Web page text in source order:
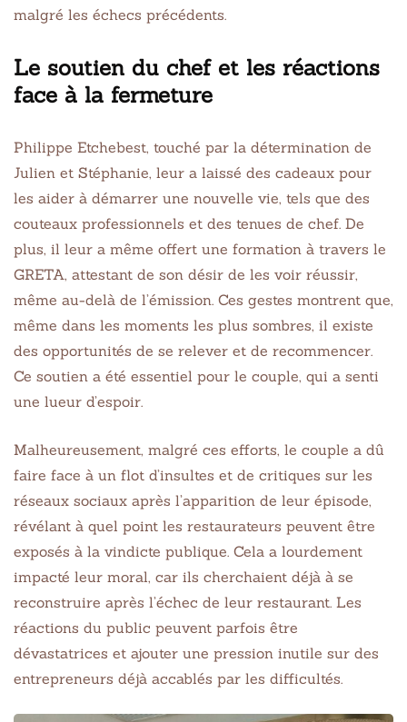
malgré les échecs précédents.
Le soutien du chef et les réactions
face à la fermeture
Philippe Etchebest, touché par la détermination de
Julien et Stéphanie, leur a laissé des cadeaux pour
les aider à démarrer une nouvelle vie, tels que des
couteaux professionnels et des tenues de chef. De
plus, il leur a même offert une formation à travers le
GRETA, attestant de son désir de les voir réussir,
même au-delà de l’émission. Ces gestes montrent que,
même dans les moments les plus sombres, il existe
des opportunités de se relever et de recommencer.
Ce soutien a été essentiel pour le couple, qui a senti
une lueur d’espoir.
Malheureusement, malgré ces efforts, le couple a dû
faire face à un flot d’insultes et de critiques sur les
réseaux sociaux après l’apparition de leur épisode,
révélant à quel point les restaurateurs peuvent être
exposés à la vindicte publique. Cela a lourdement
impacté leur moral, car ils cherchaient déjà à se
reconstruire après l’échec de leur restaurant. Les
réactions du public peuvent parfois être
dévastatrices et ajouter une pression inutile sur des
entrepreneurs déjà accablés par les difficultés.